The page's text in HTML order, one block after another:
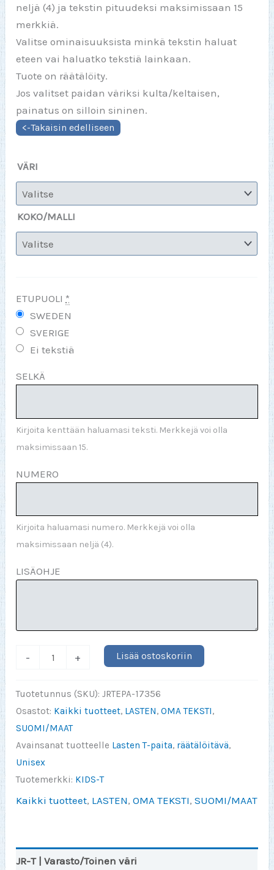
neljä (4) ja tekstin pituudeksi maksimissaan 15
merkkiä.
Valitse ominaisuuksista minkä tekstin haluat
eteen vai haluatko tekstiä lainkaan.
Tuote on räätälöity.
Jos valitset paidan väriksi kulta/keltaisen,
painatus on silloin sininen.
VÄRI
KOKO/MALLI
ETUPUOLI *
SWEDEN
SVERIGE
Ei tekstiä
SELKÄ
Kirjoita kenttään haluamasi teksti. Merkkejä voi olla
maksimissaan 15.
NUMERO
Kirjoita haluamasi numero. Merkkejä voi olla
maksimissaan neljä (4).
LISÄOHJE
-
SVERIGE/SWEDEN
+ Lisää ostoskoriin
Tuotetunnus (SKU):JRTEPA-17356
Osastot: Kaikki tuotteet, LASTEN,OMA TEKSTI,
SUOMI/MAAT
Avainsanat tuotteelle Lasten T-paita, räätälöitävä,
Unisex
Tuotemerkki: KIDS-T
Kaikki tuotteet, LASTEN,OMA TEKSTI,SUOMI/MAAT
JR-T | Varasto/Toinen väri